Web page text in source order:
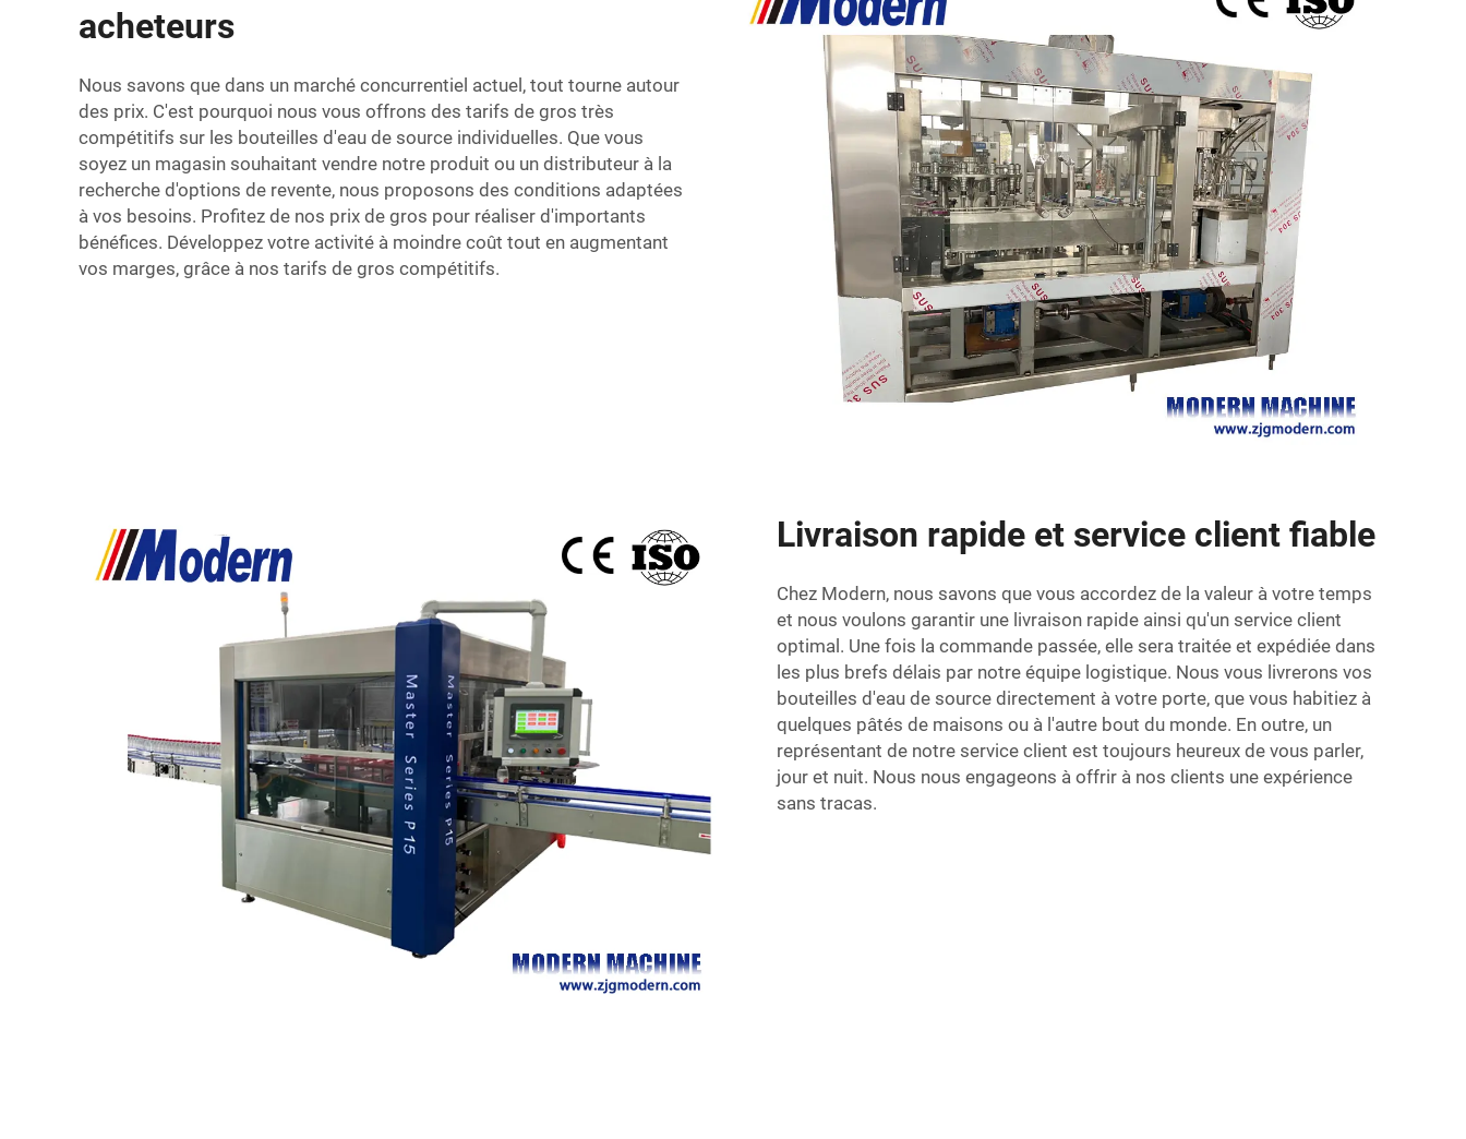
acheteurs
Nous savons que dans un marché concurrentiel actuel, tout tourne autour
des prix. C'est pourquoi nous vous offrons des tarifs de gros très
compétitifs sur les bouteilles d'eau de source individuelles. Que vous
soyez un magasin souhaitant vendre notre produit ou un distributeur à la
recherche d'options de revente, nous proposons des conditions adaptées
à vos besoins. Profitez de nos prix de gros pour réaliser d'importants
bénéfices. Développez votre activité à moindre coût tout en augmentant
vos marges, grâce à nos tarifs de gros compétitifs.
Livraison rapide et service client fiable
Chez Modern, nous savons que vous accordez de la valeur à votre temps
et nous voulons garantir une livraison rapide ainsi qu'un service client
optimal. Une fois la commande passée, elle sera traitée et expédiée dans
les plus brefs délais par notre équipe logistique. Nous vous livrerons vos
bouteilles d'eau de source directement à votre porte, que vous habitiez à
quelques pâtés de maisons ou à l'autre bout du monde. En outre, un
représentant de notre service client est toujours heureux de vous parler,
jour et nuit. Nous nous engageons à offrir à nos clients une expérience
sans tracas.